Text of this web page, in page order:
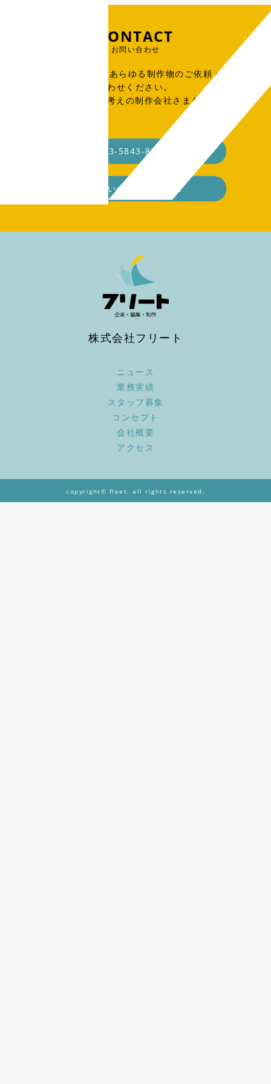
CONTACT
お問い合わせ
出版物、広告、WEB、あらゆる制作物のご依頼・ご相談
はこちらからお問い合わせください。
SOHO・業務委託をお考えの制作会社さまもお気軽にご連
03-5843-8148
お問い合わせフォーム
株式会社フリート
ニュース
業務実績
スタッフ募集
コンセプト
会社概要
アクセス
copyright© fleet. all rights reserved.